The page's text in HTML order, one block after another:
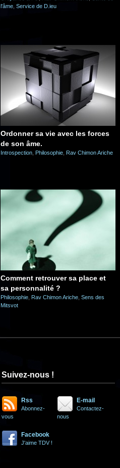
l'âme Service de D.ieu
Ordonner sa vie avec les forces
de son âme.
Introspection Philosophie Rav Chimon Ariche
Comment retrouver sa place et
sa personnalité ?
Philosophie Rav Chimon Ariche Sens des
Mitsvot
Suivez-nous !
Rss
Abonnez-
vous
E-mail
Contactez-
nous
Facebook
J'aime TDV !